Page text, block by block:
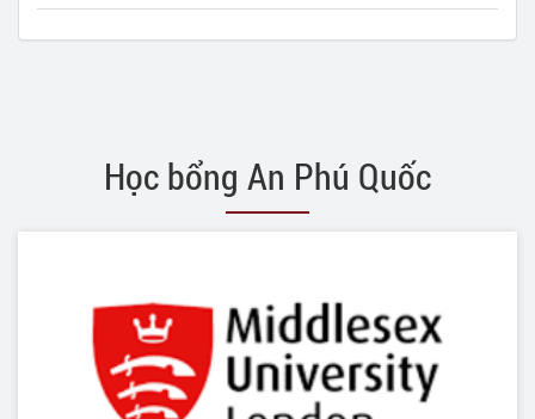
Học bổng An Phú Quốc